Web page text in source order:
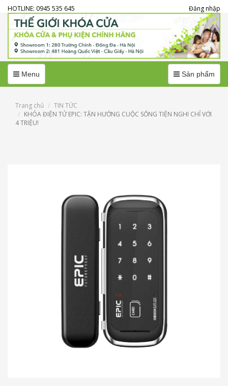
HOTLINE: 0945 535 645 Đăng nhập
MenuMenu MenuSản phẩm
Trang chủ
TIN TỨC
KHÓA ĐIỆN TỬ EPIC: TẬN HƯỞNG CUỘC SỐNG TIỆN NGHI CHỈ VỚI
4 TRIỆU!